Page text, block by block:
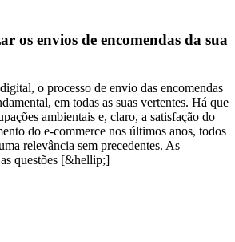
os envios de encomendas da sua
o processo de envio das encomendas
em todas as suas vertentes. Há que
ambientais e, claro, a satisfação do
do e-commerce nos últimos anos, todos
relevância sem precedentes. As
questões [&hellip;]